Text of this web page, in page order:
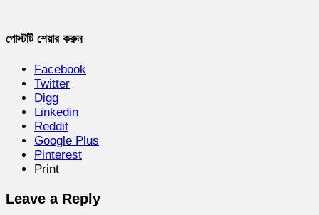
পোস্টটি শেয়ার করুন
Facebook
Twitter
Digg
Linkedin
Reddit
Google Plus
Pinterest
Print
Leave a Reply